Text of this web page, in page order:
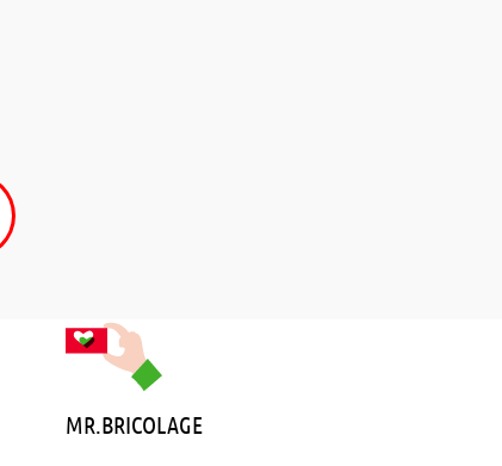
MR.BRICOLAGE